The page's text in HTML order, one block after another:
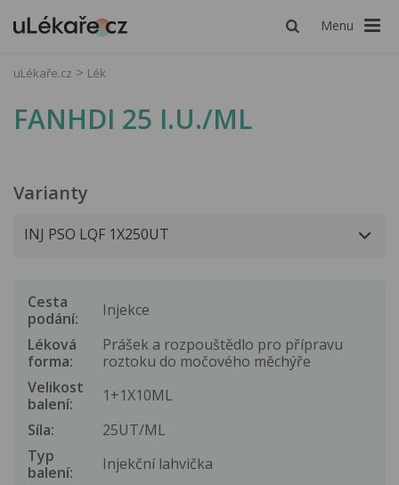
Menu
uLékaře.cz Lék
FANHDI 25 I.U./ML
Varianty
Cesta
podání:
Injekce
Léková
forma:
Prášek a rozpouštědlo pro přípravu
roztoku do močového měchýře
Velikost
balení:
1+1X10ML
Síla:
25UT/ML
Typ
balení:
Injekční lahvička